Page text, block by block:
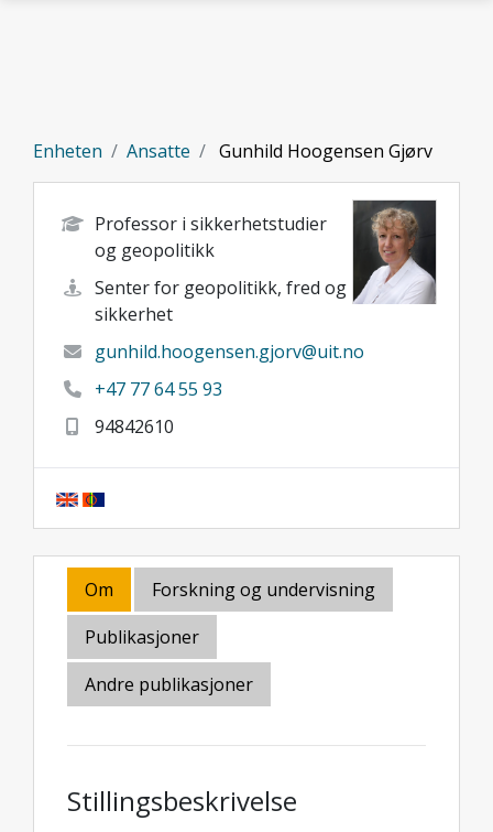
Enheten Ansatte Gunhild Hoogensen Gjørv
Professor i sikkerhetstudier
og geopolitikk
Senter for geopolitikk, fred og
sikkerhet
gunhild.hoogensen.gjorv@uit.no
+47 77 64 55 93
94842610
Om
Forskning og undervisning
Publikasjoner
Andre publikasjoner
Stillingsbeskrivelse